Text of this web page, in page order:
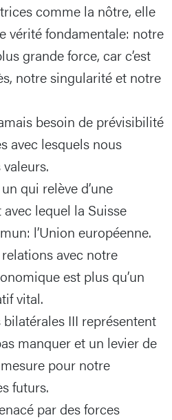
comme la nôtre, elle
vérité fondamentale: notre
grande force, car c’est
notre singularité et notre
besoin de prévisibilité
avec lesquels nous
qui relève d’une
lequel la Suisse
l’Union européenne.
avec notre
est plus qu’un
vital.
III représentent
manquer et un levier de
pour notre
futurs.
par des forces